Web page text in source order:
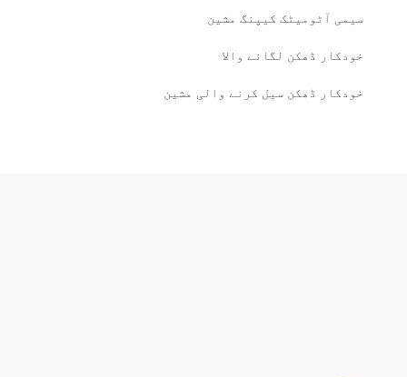
سیمی آٹومیٹک کیپنگ مشین
خودکار ڈھکن لگانے والا
خودکار ڈھکن سیل کرنے والی مشین